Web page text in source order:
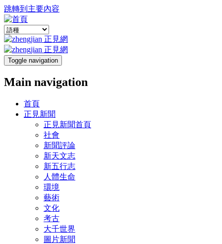
跳轉到主要內容
Toggle navigation
Main navigation
首頁
正見新聞
正見新聞首頁
社會
新聞評論
新天文志
新五行志
人體生命
環境
藝術
文化
考古
大千世界
圖片新聞